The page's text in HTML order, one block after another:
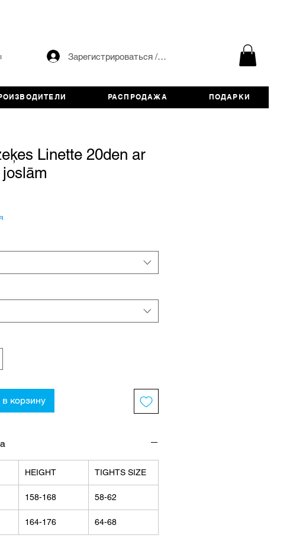
Зарегистрироваться / авторизоваться
РАСПРОДАЖА ПОДАРКИ
Linette 20den ar
корзину
HEIGHT TIGHTS SIZE
158-168 58-62
164-176 64-68